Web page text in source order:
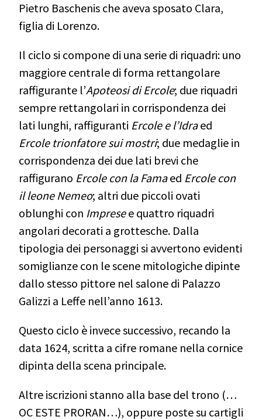
Pietro Baschenis che aveva sposato Clara,
figlia di Lorenzo.
Il ciclo si compone di una serie di riquadri: uno
maggiore centrale di forma rettangolare
raffigurante l’Apoteosi di Ercole; due riquadri
sempre rettangolari in corrispondenza dei
lati lunghi, raffiguranti Ercole e l’Idraed
Ercole trionfatore sui mostri; due medaglie in
corrispondenza dei due lati brevi che
raffigurano Ercole con la Famaed Ercole con
il leone Nemeo; altri due piccoli ovati
oblunghi con Impresee quattro riquadri
angolari decorati a grottesche. Dalla
tipologia dei personaggi si avvertono evidenti
somiglianze con le scene mitologiche dipinte
dallo stesso pittore nel salone di Palazzo
Galizzi a Leffe nell’anno 1613.
Questo ciclo è invece successivo, recando la
data 1624, scritta a cifre romane nella cornice
dipinta della scena principale.
Altre iscrizioni stanno alla base del trono (…
OC ESTE PRORAN…), oppure poste su cartigli